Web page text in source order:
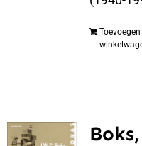
Boks,